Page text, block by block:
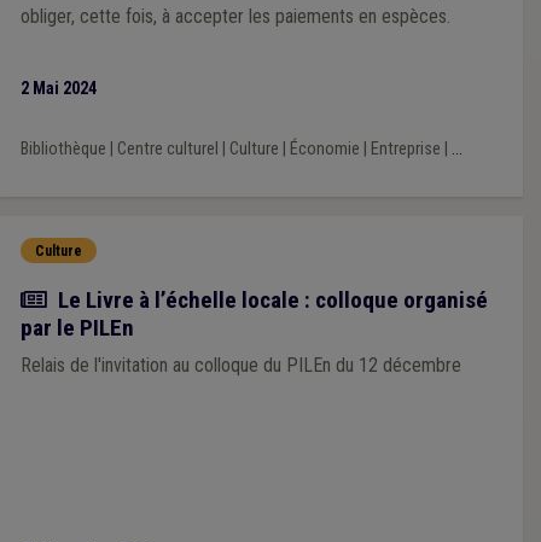
obliger, cette fois, à accepter les paiements en espèces.
2 Mai 2024
Bibliothèque Centre culturel Culture Économie Entreprise ...
Culture
Actualité
Le Livre à l’échelle locale : colloque organisé
par le PILEn
Relais de l'invitation au colloque du PILEn du 12 décembre